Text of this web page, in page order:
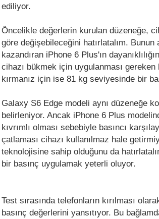
ediliyor.
Öncelikle değerlerin kurulan düzeneğe,
göre değişebileceğini hatırlatalım.
kazandıran iPhone 6 Plus'ın
cihazı bükmek için uygulanması gereken
kırmanız için ise 81 kg seviyesinde bir
Galaxy S6 Edge modeli aynı düzeneğe
belirleniyor. Ancak iPhone 6 Plus
kıvrımlı olması sebebiyle basıncı
çatlaması cihazı kullanılmaz hale
teknolojisine sahip olduğunu da
bir basınç uygulamak yeterli oluyor.
Test sırasında telefonların kırılması
basınç değerlerini yansıtıyor. Bu